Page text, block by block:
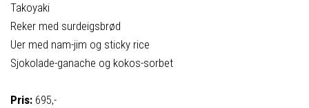
Takoyaki
Reker med surdeigsbrød
Uer med nam-jim og sticky rice
Sjokolade-ganache og kokos-sorbet
Pris: 695,-